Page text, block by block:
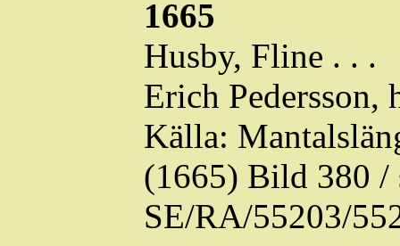
1665
Husby, Fline . . .
Erich Pedersson,
Källa:
(1665) Bild 380
SE/RA/55203/